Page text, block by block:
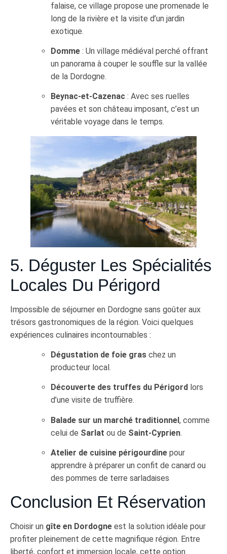
falaise, ce village propose une promenade le
long de la rivière et la visite d’un jardin
exotique.
Domme : Un village médiéval perché offrant
un panorama à couper le souffle sur la vallée
de la Dordogne.
Beynac-et-Cazenac : Avec ses ruelles
pavées et son château imposant, c’est un
véritable voyage dans le temps.
5. Déguster Les Spécialités
Locales Du Périgord
Impossible de séjourner en Dordogne sans goûter aux
trésors gastronomiques de la région. Voici quelques
expériences culinaires incontournables :
Dégustation de foie gras chez un
producteur local.
Découverte des truffes du Périgord lors
d’une visite de truffière.
Balade sur un marché traditionnel, comme
celui de Sarlat ou de Saint-Cyprien.
Atelier de cuisine périgourdine pour
apprendre à préparer un confit de canard ou
des pommes de terre sarladaises
Conclusion Et Réservation
Choisir un gîte en Dordogne est la solution idéale pour
profiter pleinement de cette magnifique région. Entre
liberté, confort et immersion locale, cette option